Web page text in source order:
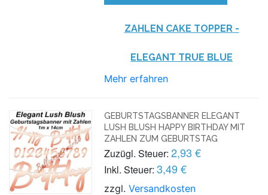
ZAHLEN CAKE TOPPER-
ELEGANT TRUE BLUE
Mehr erfahren
GEBURTSTAGSBANNER ELEGANT
LUSH BLUSH HAPPY BIRTHDAY MIT
ZAHLEN ZUM GEBURTSTAG
Zuzügl. Steuer: 2,93 €
Inkl. Steuer: 3,49 €
zzgl.Versandkosten